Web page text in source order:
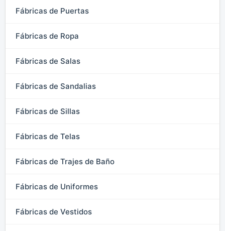
Fábricas de Puertas
Fábricas de Ropa
Fábricas de Salas
Fábricas de Sandalias
Fábricas de Sillas
Fábricas de Telas
Fábricas de Trajes de Baño
Fábricas de Uniformes
Fábricas de Vestidos